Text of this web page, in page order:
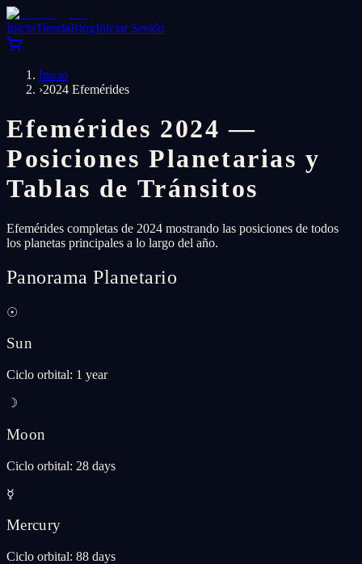
InicioTiendaBlogIniciar Sesión
Inicio
›2024 Efemérides
Efemérides 2024 —
Posiciones Planetarias y
Tablas de Tránsitos
Efemérides completas de 2024 mostrando las posiciones de todos
los planetas principales a lo largo del año.
Panorama Planetario
☉
Sun
Ciclo orbital: 1 year
☽
Moon
Ciclo orbital: 28 days
☿
Mercury
Ciclo orbital: 88 days